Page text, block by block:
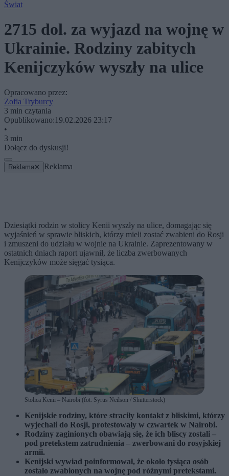
Świat
2715 dol. za wyjazd na wojnę w
Ukrainie. Rodziny zabitych
Kenijczyków wyszły na ulice
Opracowano przez:
Zofia Tryburcy
3 min czytania
Opublikowano:19.02.2026 23:17
•
3 min
Dołącz do dyskusji!
Reklama ✕ Reklama
Dziesiątki rodzin w stolicy Kenii wyszły na ulice, domagając się
wyjaśnień w sprawie bliskich, którzy mieli zostać zwabieni do Rosji
i zmuszeni do udziału w wojnie na Ukrainie. Zaprezentowany w
ostatnich dniach raport ujawnił, że liczba zwerbowanych
Kenijczyków może sięgać tysiąca.
Stolica Kenii – Nairobi (fot. Syrus Neilson / Shutterstock)
Kenijskie rodziny, które straciły kontakt z bliskimi, którzy
wyjechali do Rosji, protestowały w czwartek w Nairobi.
Rodziny zaginionych obawiają się, że ich bliscy zostali –
pod pretekstem zatrudnienia – zwerbowani do rosyjskiej
armii.
Kenijski wywiad poinformował, że około tysiąca osób
zostało zwabionych na wojnę pod różnymi pretekstami.